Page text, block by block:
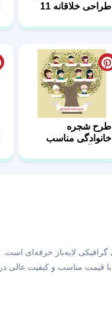
طراحی خلاقانه 11
طرح شجره
خانوادگی مناسب
لایه‌باز حرفه‌ای است.
قیمت مناسب و کیفیت عالی در